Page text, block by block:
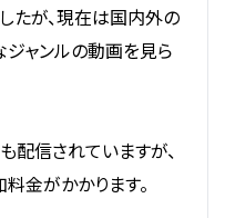
たが、現在は国内外の
ジャンルの動画を見ら
配信されていますが、
金がかかります。